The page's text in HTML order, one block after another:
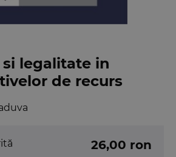
legalitate in
de recurs
26,00 ron